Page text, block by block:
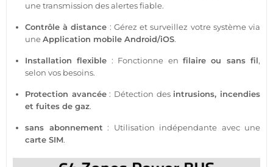
unetransmission des alertesfiable.
Contrôle à distance : Gérez et surveillez votre systèmevia
uneApplication mobile Android/iOS.
Installation flexible : Fonctionne en filaireou sans fil,
selon vos besoins.
Protection avancée: Détection des intrusions, incendies
et fuites de gaz.
sans abonnement : Utilisation indépendante avec une
carte SIM.